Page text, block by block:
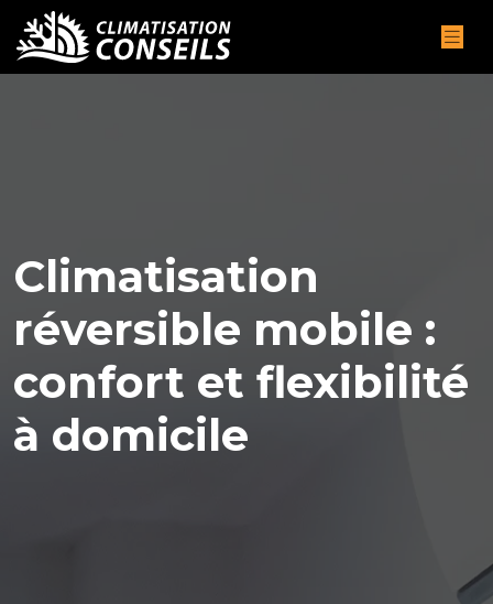
Climatisation
réversible mobile :
confort et flexibilité
à domicile